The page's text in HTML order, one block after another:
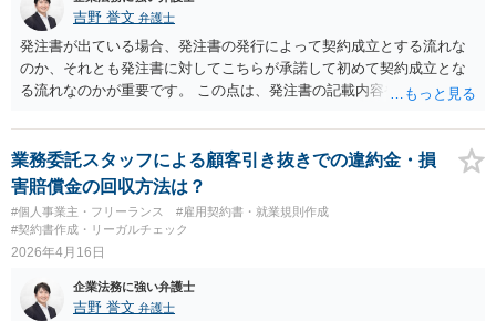
容・範囲 ・予定作業時間 ・超過作業は事前協議・受注者の承諾が必要
・超過分は追加料金 ・作業範囲外の依頼は別料金 「請負だから何時間
でも拘束できる」という理解は誤りです。 紙の契約書では内容によっ
て印紙が必要になることがありますが、電子契約であれば通常、印紙
適切な契約形態が変わりますので、現在の取引実態を踏まえて契約書
を整備したい場合は、弁護士に個別に確認しながら進めることをおす
すめします。
吉野 誉文 弁護士
発注書が出ている場合、発注書の発行によって契約成立とする流れな
のか、それとも発注書に対してこちらが承諾して初めて契約成立とな
る流れなのかが重要です。 この点は、発注書の記載内容や、これまで
難しいです。 そのため、「発注書が出た＝必ずもう辞退できない」と
までは言えませんが、発注書が出ていない段階よりはリスクは上がり
ます。 もっとも、業務開始前であり、早期に辞退を伝えるのであれ
ば、直ちに高額な損害賠償などの大ごとになる可能性は、一般的には
高くないように思います。ただし、相手方に具体的な損害が発生して
いる場合や、キャンセル料・損害賠償条項がある場合は別です。 まず
うえで、辞退するならできるだけ早く明確に伝えるのが良いと考えま
す。
業務委託スタッフによる顧客引き抜きでの違約金・損
害賠償金の回収方法は？
#個人事業主・フリーランス
#雇用契約書・就業規則作成
#契約書作成・リーガルチェック
2026年4月16日
企業法務に強い弁護士
吉野 誉文 弁護士